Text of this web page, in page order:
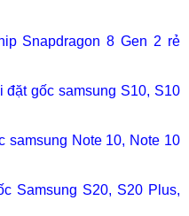
Snapdragon 8 Gen 2 rẻ
đặt gốc samsung S10, S10
samsung Note 10, Note 10
Samsung S20, S20 Plus,